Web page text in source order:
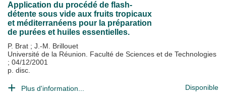
Application du procédé de flash-
détente sous vide aux fruits tropicaux
et méditerranéens pour la préparation
de purées et huiles essentielles.
P. Brat ; J.-M. Brillouet
Université de la Réunion. Faculté de Sciences et de Technologies
; 04/12/2001
p. disc.
Plus d'information... Disponible